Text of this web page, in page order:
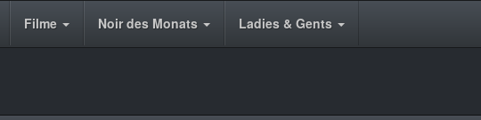
Filme Noir des Monats Ladies & Gents